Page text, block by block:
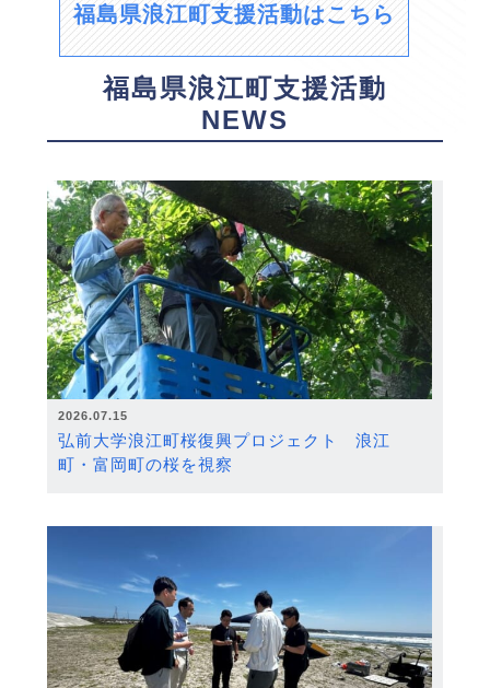
福島県浪江町支援活動はこちら
福島県浪江町支援活動
NEWS
2026.07.15
弘前大学浪江町桜復興プロジェクト 浪江
町・富岡町の桜を視察